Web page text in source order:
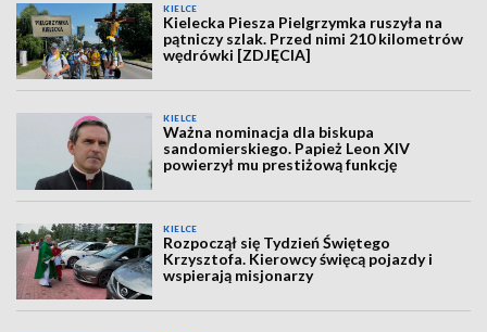
KIELCE
Kielecka Piesza Pielgrzymka ruszyła na
pątniczy szlak. Przed nimi 210 kilometrów
wędrówki [ZDJĘCIA]
KIELCE
Ważna nominacja dla biskupa
sandomierskiego. Papież Leon XIV
powierzył mu prestiżową funkcję
KIELCE
Rozpoczął się Tydzień Świętego
Krzysztofa. Kierowcy święcą pojazdy i
wspierają misjonarzy